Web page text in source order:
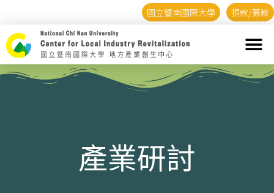
國立暨南國際大學 捐款/募款
產業研討